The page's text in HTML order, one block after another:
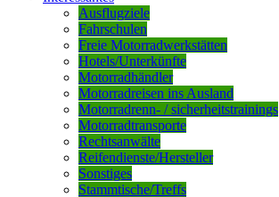
Ausflugziele
Fahrschulen
Freie Motorradwerkstätten
Hotels/Unterkünfte
Motorradhändler
Motorradreisen ins Ausland
Motorradrenn- / sicherheitstrainings
Motorradtransporte
Rechtsanwälte
Reifendienste/Hersteller
Sonstiges
Stammtische/Treffs